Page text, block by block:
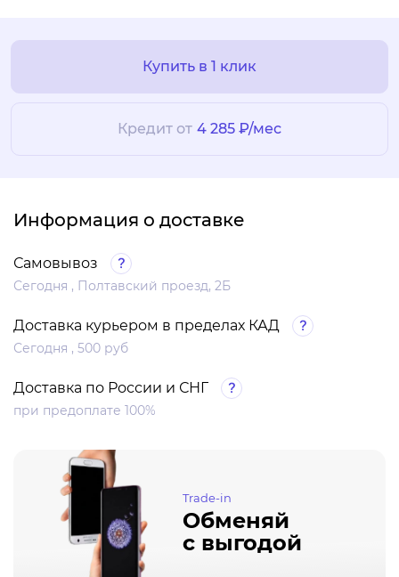
Купить в 1 клик
Кредит от 4 285 ₽/мес
Информация о доставке
Самовывоз
Сегодня , Полтавский проезд, 2Б
Доставка курьером в пределах КАД
Сегодня , 500 руб
Доставка по России и СНГ
при предоплате 100%
Trade-in
Обменяй
с выгодой